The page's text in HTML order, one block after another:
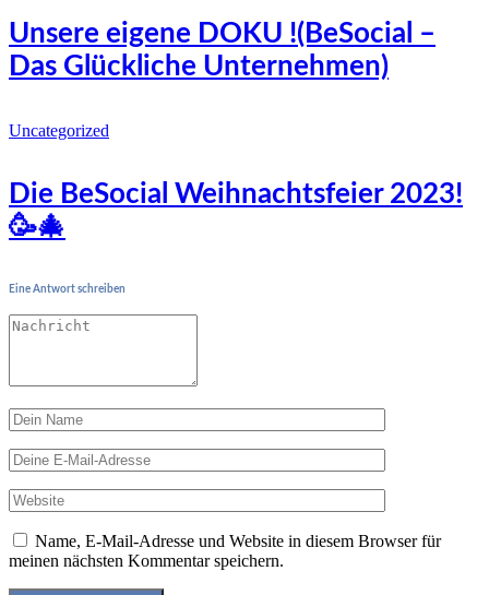
Unsere eigene DOKU !(BeSocial –
Das Glückliche Unternehmen)
Uncategorized
Die BeSocial Weihnachtsfeier 2023!
🥳🎄
Eine Antwort schreiben
Name, E-Mail-Adresse und Website in diesem Browser für
meinen nächsten Kommentar speichern.